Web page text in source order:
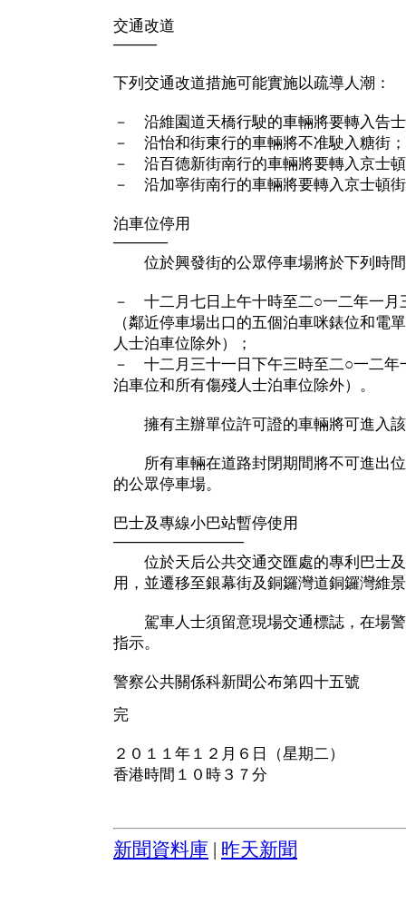
交通改道
────
下列交通改道措施可能實施以疏導人潮：
－ 沿維園道天橋行駛的車輛將要轉入告
－ 沿怡和街東行的車輛將不准駛入糖
－ 沿百德新街南行的車輛將要轉入京士
－ 沿加寧街南行的車輛將要轉入京士頓
泊車位停用
─────
位於興發街的公眾停車場將於下列時間
－ 十二月七日上午十時至二○一二年一月
（鄰近停車場出口的五個泊車咪錶位和電
人士泊車位除外）；
－ 十二月三十一日下午三時至二○一二年
泊車位和所有傷殘人士泊車位除外）。
擁有主辦單位許可證的車輛將可進入該
所有車輛在道路封閉期間將不可進出位
的公眾停車場。
巴士及專線小巴站暫停使用
────────────
位於天后公共交通交匯處的專利巴士及
用，並遷移至銀幕街及銅鑼灣道銅鑼灣維
駕車人士須留意現場交通標誌，在場警
指示。
警察公共關係科新聞公布第四十五號
完
２０１１年１２月６日（星期二）
香港時間１０時３７分
新聞資料庫 昨天新聞